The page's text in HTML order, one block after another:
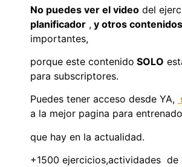
No puedes ver el video del
planificador , y otros contenidos
importantes,
porque este contenido SOLO
para subscriptores.
Puedes tener acceso desde YA,
a la mejor pagina para
que hay en la actualidad.
+1500 ejercicios,actividades de